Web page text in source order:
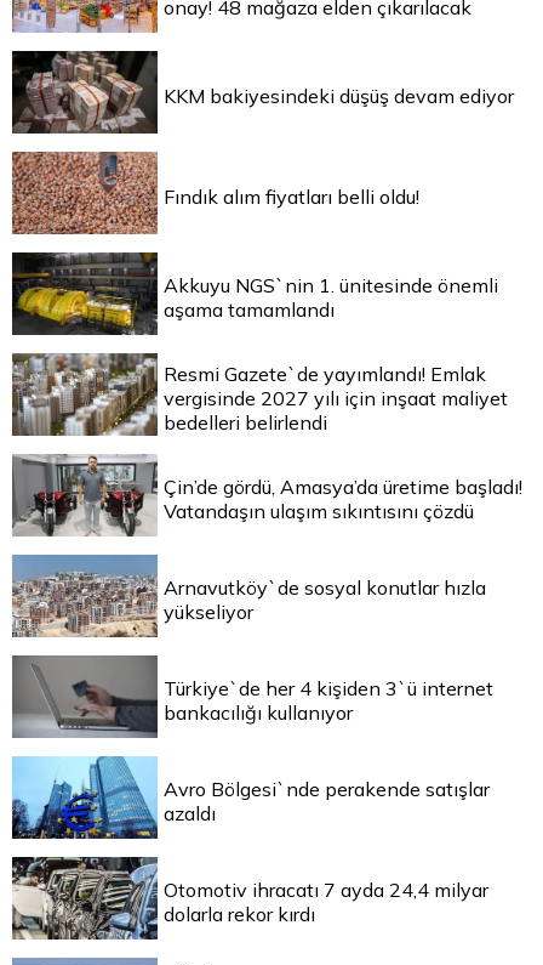
onay! 48 mağaza elden çıkarılacak
KKM bakiyesindeki düşüş devam ediyor
Fındık alım fiyatları belli oldu!
Akkuyu NGS`nin 1. ünitesinde önemli
aşama tamamlandı
Resmi Gazete`de yayımlandı! Emlak
vergisinde 2027 yılı için inşaat maliyet
bedelleri belirlendi
Çin’de gördü, Amasya’da üretime başladı!
Vatandaşın ulaşım sıkıntısını çözdü
Arnavutköy`de sosyal konutlar hızla
yükseliyor
Türkiye`de her 4 kişiden 3`ü internet
bankacılığı kullanıyor
Avro Bölgesi`nde perakende satışlar
azaldı
Otomotiv ihracatı 7 ayda 24,4 milyar
dolarla rekor kırdı